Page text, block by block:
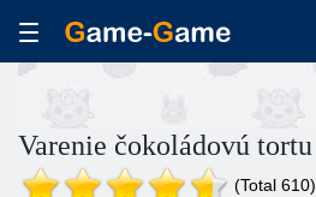
Varenie čokoládovú tortu
(Total 610)